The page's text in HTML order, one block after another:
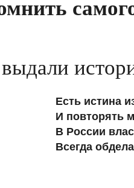
Есть истина
И повторять
В России
Всегда